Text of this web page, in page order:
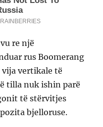
re një
rus Boomerang
vertikale të
tilla nuk ishin parë
të stërvitjes
bjelloruse.